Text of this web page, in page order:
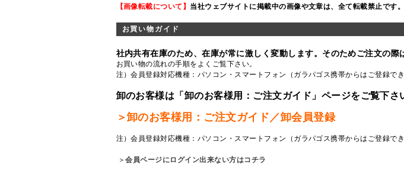
【画像転載について】 当社ウェブサイトに掲載中の画像や文章は、全て転載禁止です。
お買い物ガイド
社内共有在庫のため、在庫が常に激しく変動します。そのためご注文の際
お買い物の流れの手順をよくご覧下さい。
注）会員登録対応機種：パソコン・スマートフォン（ガラパゴス携帯からはご登録でき
卸のお客様は「卸のお客様用：ご注文ガイド」ページをご覧下さ
＞卸のお客様用：ご注文ガイド／卸会員登録
注）会員登録対応機種：パソコン・スマートフォン（ガラパゴス携帯からはご登録でき
＞会員ページにログイン出来ない方はコチラ